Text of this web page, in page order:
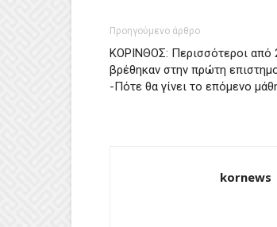
Προηγούμενο άρθρο
ΚΟΡΙΝΘΟΣ: Περισσότεροι από
βρέθηκαν στην πρώτη
-Πότε θα γίνει το επόμενο
kornews